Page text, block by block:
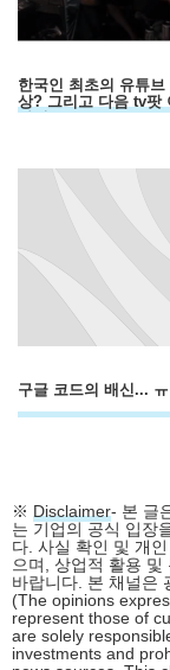
한국인 최초의 유튜브
상? 그리고 다음 tv팟
야기
구글 코드의 배신...
※ Disclaimer- 본 글
는 기업의 공식 입장
다. 사실 확인 및 개
으며, 상업적 활용
바랍니다. 본 채널은
(The opinions
represent those of
are solely
investments and